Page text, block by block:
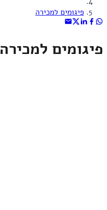
פיגומים למכירה
פיגומים למכירה